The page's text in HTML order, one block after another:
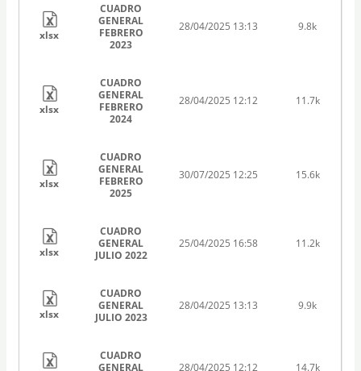
xlsx
CUADRO
GENERAL
FEBRERO
2023
28/04/2025 13:13 9.8k
xlsx
CUADRO
GENERAL
FEBRERO
2024
28/04/2025 12:12 11.7k
xlsx
CUADRO
GENERAL
FEBRERO
2025
30/07/2025 12:25 15.6k
xlsx
CUADRO
GENERAL
JULIO 2022
25/04/2025 16:58 11.2k
xlsx
CUADRO
GENERAL
JULIO 2023
28/04/2025 13:13 9.9k
CUADRO
GENERAL
28/04/2025 12:12 14.7k